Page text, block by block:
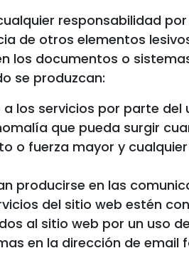
responsabilidad
de otros elementos
documentos o
se produzcan:
los servicios por parte
que pueda surgir
o fuerza mayor y
producirse en las
del sitio web estén
al sitio web por un uso
en la dirección de